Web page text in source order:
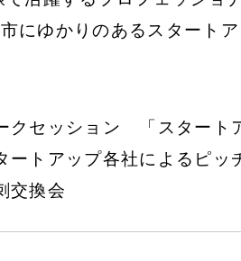
にゆかりのあるスタート
セッション 「スタート
トアップ各社によるピッ
交換会